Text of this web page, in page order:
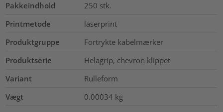
Pakkeindhold
250 stk.
Printmetode
laserprint
Produktgruppe
Fortrykte kabelmærker
Produktserie
Helagrip, chevron klippet
Variant
Rulleform
Vægt
0.00034 kg